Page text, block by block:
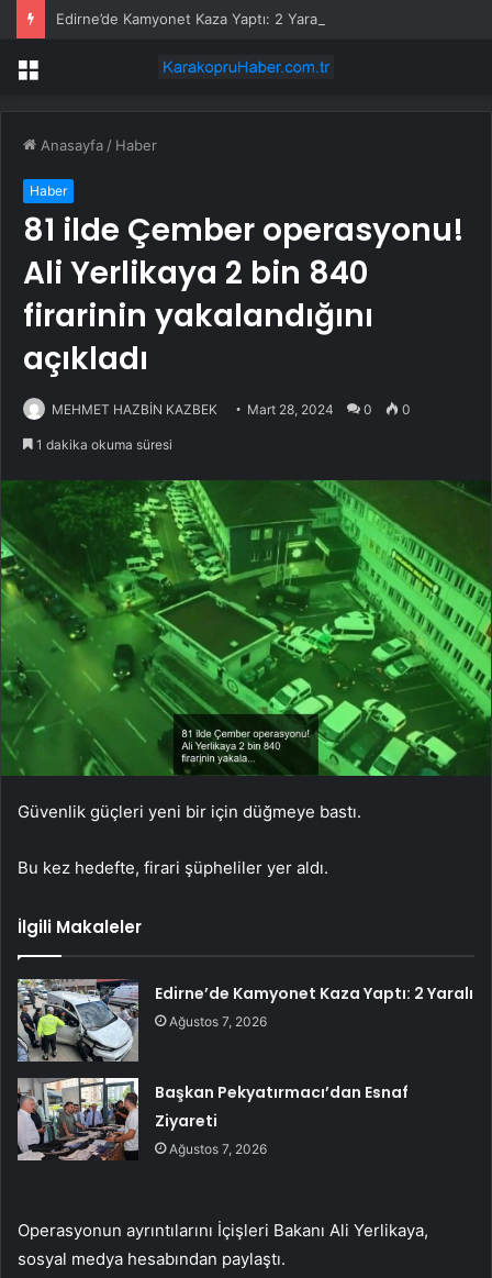
Edirne’de Kamyonet Kaza Yaptı: 2 Yaralı
Menü
Anasayfa / Haber
Haber
81 ilde Çember operasyonu!
Ali Yerlikaya 2 bin 840
firarinin yakalandığını
açıkladı
MEHMET HAZBİN KAZBEK Mart 28, 2024 0 0
1 dakika okuma süresi
Güvenlik güçleri yeni bir için düğmeye bastı.
Bu kez hedefte, firari şüpheliler yer aldı.
İlgili Makaleler
Edirne’de Kamyonet Kaza Yaptı: 2 Yaralı
Ağustos 7, 2026
Başkan Pekyatırmacı’dan Esnaf
Ziyareti
Ağustos 7, 2026
Operasyonun ayrıntılarını İçişleri Bakanı Ali Yerlikaya,
sosyal medya hesabından paylaştı.